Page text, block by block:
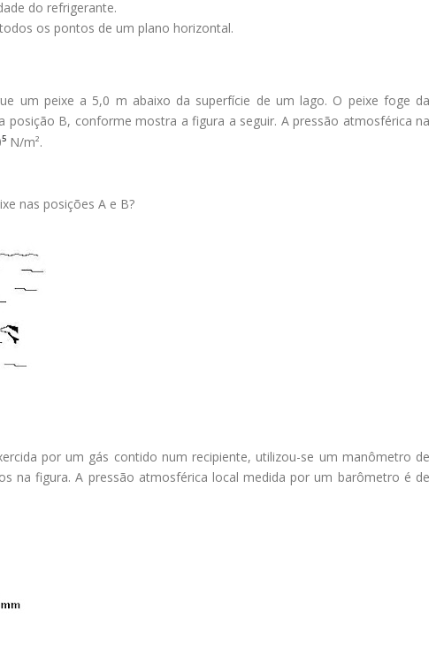
do refrigerante.
os pontos de um plano horizontal.
um peixe a 5,0 m abaixo da superfície de um lago. O peixe foge da
posição B, conforme mostra a figura a seguir. A pressão atmosférica na
⁵ N/m².
nas posições A e B?
por um gás contido num recipiente, utilizou-se um manômetro de
na figura. A pressão atmosférica local medida por um barômetro é de